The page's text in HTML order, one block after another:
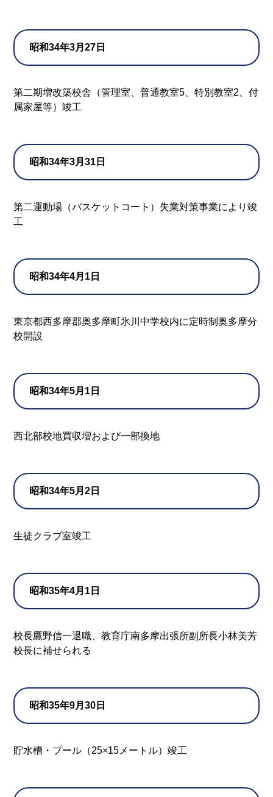
昭和34年3月27日
第二期増改築校舎（管理室、普通教室5、特別教室2、付
属家屋等）竣工
昭和34年3月31日
第二運動場（バスケットコート）失業対策事業により竣
工
昭和34年4月1日
東京都西多摩郡奥多摩町氷川中学校内に定時制奥多摩分
校開設
昭和34年5月1日
西北部校地買収増および一部換地
昭和34年5月2日
生徒クラブ室竣工
昭和35年4月1日
校長鷹野信一退職、教育庁南多摩出張所副所長小林美芳
校長に補せられる
昭和35年9月30日
貯水槽・プール（25×15メートル）竣工